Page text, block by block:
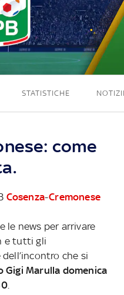
STATISTICHE
come
Cosenza-Cremonese
le news per arrivare
e tutti gli
che si
Gigi Marulla domenica
.